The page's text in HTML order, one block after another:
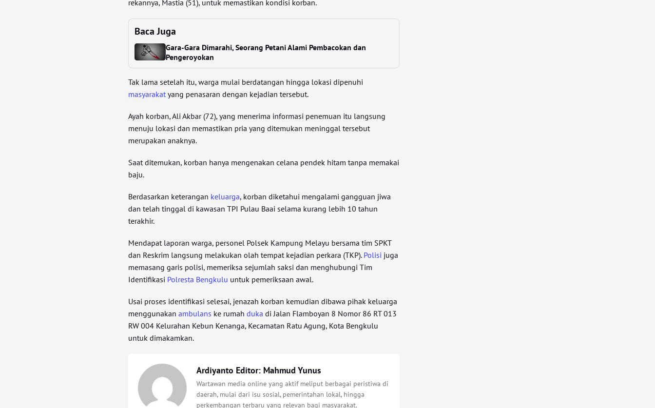
rekannya, Mastia (51), untuk memastikan kondisi korban.
Baca Juga
Gara-Gara Dimarahi, Seorang Petani Alami Pembacokan dan
Pengeroyokan
Tak lama setelah itu, warga mulai berdatangan hingga lokasi dipenuhi
masyarakat yang penasaran dengan kejadian tersebut.
Ayah korban, Ali Akbar (72), yang menerima informasi penemuan itu langsung
menuju lokasi dan memastikan pria yang ditemukan meninggal tersebut
merupakan anaknya.
Saat ditemukan, korban hanya mengenakan celana pendek hitam tanpa memakai
baju.
Berdasarkan keterangan keluarga, korban diketahui mengalami gangguan jiwa
dan telah tinggal di kawasan TPI Pulau Baai selama kurang lebih 10 tahun
terakhir.
Mendapat laporan warga, personel Polsek Kampung Melayu bersama tim SPKT
dan Reskrim langsung melakukan olah tempat kejadian perkara (TKP). Polisi juga
memasang garis polisi, memeriksa sejumlah saksi dan menghubungi Tim
Identifikasi Polresta Bengkulu untuk pemeriksaan awal.
Usai proses identifikasi selesai, jenazah korban kemudian dibawa pihak keluarga
menggunakanambulans ke rumahduka di Jalan Flamboyan 8 Nomor 86 RT 013
RW 004 Kelurahan Kebun Kenanga, Kecamatan Ratu Agung, Kota Bengkulu
untuk dimakamkan.
Ardiyanto Editor: Mahmud Yunus
Wartawan media online yang aktif meliput berbagai peristiwa di
daerah, mulai dari isu sosial, pemerintahan lokal, hingga
perkembangan terbaru yang relevan bagi masyarakat.